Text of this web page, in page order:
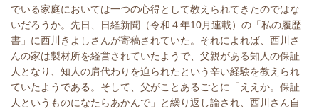
でいる家庭においては一つの心得として教えられてきたのではな
いだろうか。先日、日経新聞（令和４年10月連載）の「私の履歴
書」に西川きよしさんが寄稿されていた。それによれば、西川さ
んの家は製材所を経営されていたようで、父親がある知人の保証
人となり、知人の肩代わりを迫られたという辛い経験を教えられ
ていたようである。そして、父がことあるごとに「ええか。保証
人というものになたらあかんで」と繰り返し論され、西川さん自